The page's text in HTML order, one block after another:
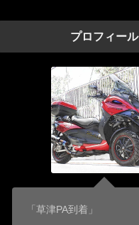
プロフィール
「草津PA到着」